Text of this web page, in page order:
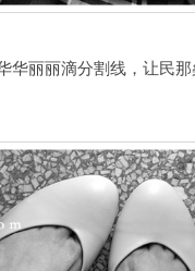
丽丽滴分割线，让民那